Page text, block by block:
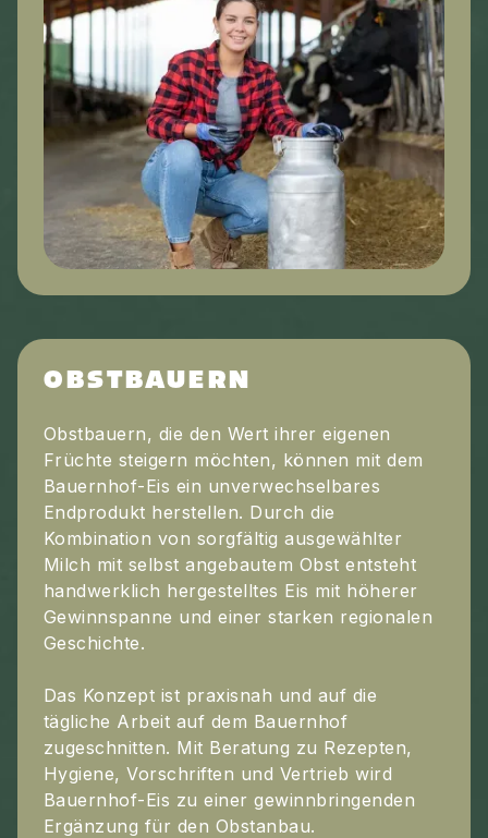
OBSTBAUERN
Obstbauern, die den Wert ihrer eigenen
Früchte steigern möchten, können mit dem
Bauernhof-Eis ein unverwechselbares
Endprodukt herstellen. Durch die
Kombination von sorgfältig ausgewählter
Milch mit selbst angebautem Obst entsteht
handwerklich hergestelltes Eis mit höherer
Gewinnspanne und einer starken regionalen
Geschichte.
Das Konzept ist praxisnah und auf die
tägliche Arbeit auf dem Bauernhof
zugeschnitten. Mit Beratung zu Rezepten,
Hygiene, Vorschriften und Vertrieb wird
Bauernhof-Eis zu einer gewinnbringenden
Ergänzung für den Obstanbau.